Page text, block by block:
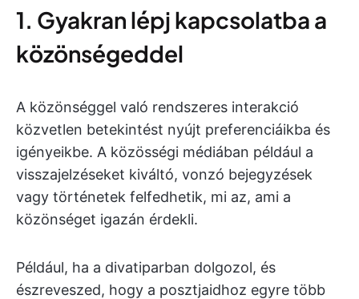
1. Gyakran lépj kapcsolatba a
közönségeddel
A közönséggel való rendszeres interakció
közvetlen betekintést nyújt preferenciáikba és
igényeikbe. A közösségi médiában például a
visszajelzéseket kiváltó, vonzó bejegyzések
vagy történetek felfedhetik, mi az, ami a
közönséget igazán érdekli.
Például, ha a divatiparban dolgozol, és
észreveszed, hogy a posztjaidhoz egyre több